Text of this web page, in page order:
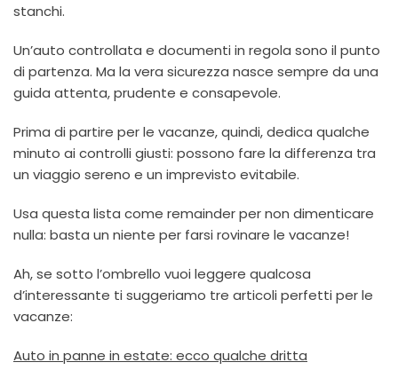
stanchi.
Un’auto controllata e documenti in regola sono il punto
di partenza. Ma la vera sicurezza nasce sempre da una
guida attenta, prudente e consapevole.
Prima di partire per le vacanze, quindi, dedica qualche
minuto ai controlli giusti: possono fare la differenza tra
un viaggio sereno e un imprevisto evitabile.
Usa questa lista come remainder per non dimenticare
nulla: basta un niente per farsi rovinare le vacanze!
Ah, se sotto l’ombrello vuoi leggere qualcosa
d’interessante ti suggeriamo tre articoli perfetti per le
vacanze:
Auto in panne in estate: ecco qualche dritta